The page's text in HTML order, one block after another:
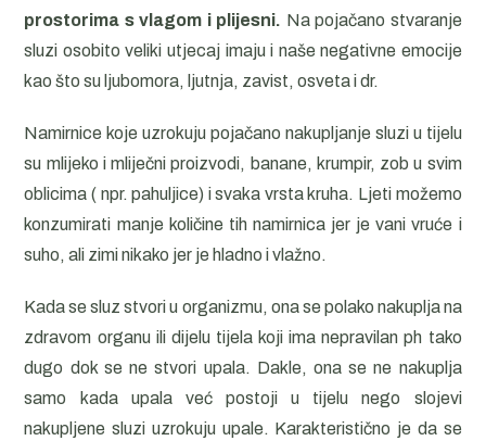
prostorima s vlagom i plijesni. Na pojačano stvaranje
sluzi osobito veliki utjecaj imaju i naše negativne emocije
kao što su ljubomora, ljutnja, zavist, osveta i dr.
Namirnice koje uzrokuju pojačano nakupljanje sluzi u tijelu
su mlijeko i mliječni proizvodi, banane, krumpir, zob u svim
oblicima ( npr. pahuljice) i svaka vrsta kruha. Ljeti možemo
konzumirati manje količine tih namirnica jer je vani vruće i
suho, ali zimi nikako jer je hladno i vlažno.
Kada se sluz stvori u organizmu, ona se polako nakuplja na
zdravom organu ili dijelu tijela koji ima nepravilan ph tako
dugo dok se ne stvori upala. Dakle, ona se ne nakuplja
samo kada upala već postoji u tijelu nego slojevi
nakupljene sluzi uzrokuju upale. Karakteristično je da se